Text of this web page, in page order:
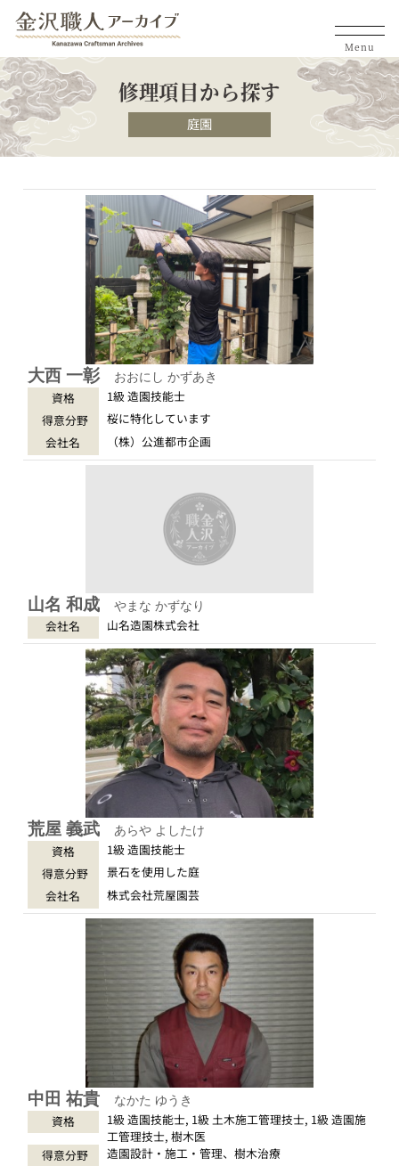
Menu
修理項目から探す
庭園
大西 一彰 おおにし かずあき
資格
1級 造園技能士
得意分野
桜に特化しています
会社名
（株）公進都市企画
山名 和成 やまな かずなり
会社名 山名造園株式会社
荒屋 義武 あらや よしたけ
資格
1級 造園技能士
得意分野
景石を使用した庭
会社名
株式会社荒屋園芸
中田 祐貴 なかた ゆうき
資格
1級 造園技能士, 1級 土木施工管理技士, 1級 造園施
工管理技士, 樹木医
得意分野
造園設計・施工・管理、樹木治療